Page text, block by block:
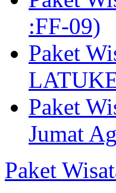
:FF-09)
Paket
Paket
Jumat
Paket